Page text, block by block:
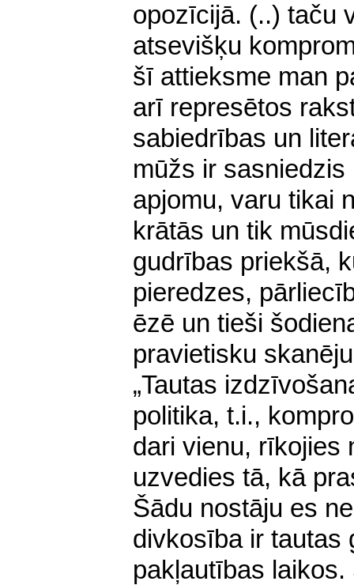
opozīcijā. (..) taču
atsevišķu
šī attieksme man
arī represētos
sabiedrības un
mūžs ir
apjomu, varu tikai
krātās un tik
gudrības priekšā,
pieredzes,
ēzē un tieši
pravietisku
„Tautas
politika, t.i.,
dari vienu, rīkojies
uzvedies tā, kā
Šādu nostāju es
divkosība ir tautas
pakļautības